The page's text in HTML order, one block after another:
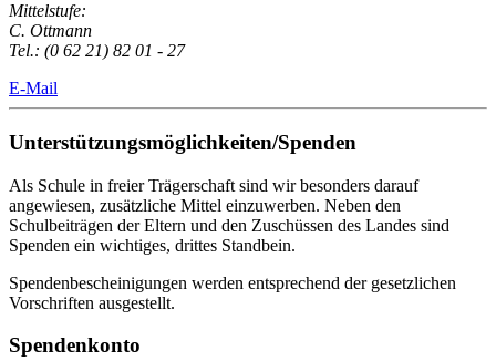
Mittelstufe:
C. Ottmann
Tel.: (0 62 21) 82 01 - 27
E-Mail
Unterstützungsmöglichkeiten/Spenden
Als Schule in freier Trägerschaft sind wir besonders darauf
angewiesen, zusätzliche Mittel einzuwerben. Neben den
Schulbeiträgen der Eltern und den Zuschüssen des Landes sind
Spenden ein wichtiges, drittes Standbein.
Spendenbescheinigungen werden entsprechend der gesetzlichen
Vorschriften ausgestellt.
Spendenkonto